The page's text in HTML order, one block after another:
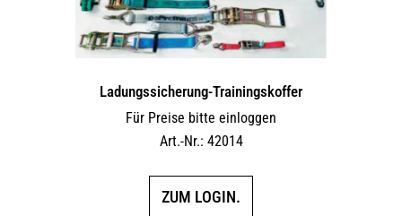
Ladungssicherung-Trainingskoffer
Für Preise bitte einloggen
Art.-Nr.: 42014
ZUM LOGIN.